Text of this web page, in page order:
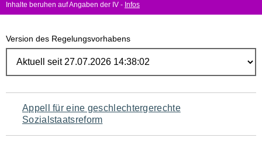
Inhalte beruhen auf Angaben der IV - Infos
Version des Regelungsvorhabens
Navigation
für
Appell für eine geschlechtergerechte
Sozialstaatsreform